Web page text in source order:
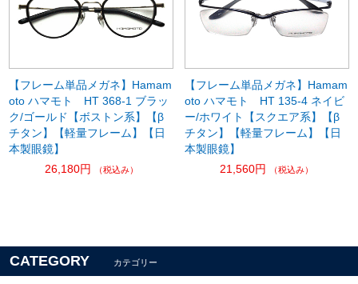
【フレーム単品メガネ】Hamam
oto ハマモト HT 368-1 ブラッ
ク/ゴールド【ボストン系】【β
チタン】【軽量フレーム】【日
本製眼鏡】
26,180円
（税込み）
【フレーム単品メガネ】Hamam
oto ハマモト HT 135-4 ネイビ
ー/ホワイト【スクエア系】【β
チタン】【軽量フレーム】【日
本製眼鏡】
21,560円
（税込み）
CATEGORY カテゴリー